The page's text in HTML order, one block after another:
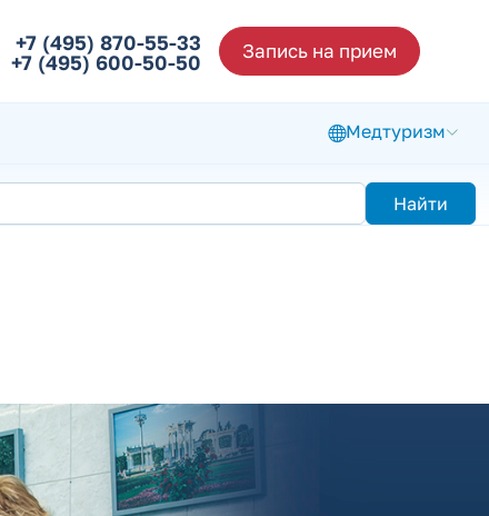
+7 (495) 870-55-33
+7 (495) 600-50-50
Запись на прием
Медтуризм
Найти